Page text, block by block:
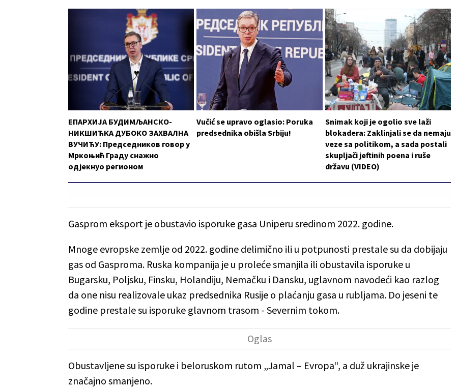
ЕПАРХИЈА БУДИМЉАНСКО-
НИКШИЋКА ДУБОКО ЗАХВАЛНА
ВУЧИЋУ: Председников говор у
Мркоњић Граду снажно
одјекнуо регионом
Vučić se upravo oglasio: Poruka
predsednika obišla Srbiju!
Snimak koji je ogolio sve laži
blokadera: Zaklinjali se da nemaju
veze sa politikom, a sada postali
skupljači jeftinih poena i ruše
državu (VIDEO)
Gasprom eksport je obustavio isporuke gasa Uniperu sredinom 2022. godine.
Mnoge evropske zemlje od 2022. godine delimično ili u potpunosti prestale su da dobijaju
gas od Gasproma. Ruska kompanija je u proleće smanjila ili obustavila isporuke u
Bugarsku, Poljsku, Finsku, Holandiju, Nemačku i Dansku, uglavnom navodeći kao razlog
da one nisu realizovale ukaz predsednika Rusije o plaćanju gasa u rubljama. Do jeseni te
godine prestale su isporuke glavnom trasom - Severnim tokom.
Obustavljene su isporuke i beloruskom rutom „Jamal – Evropa“, a duž ukrajinske je
značajno smanjeno.